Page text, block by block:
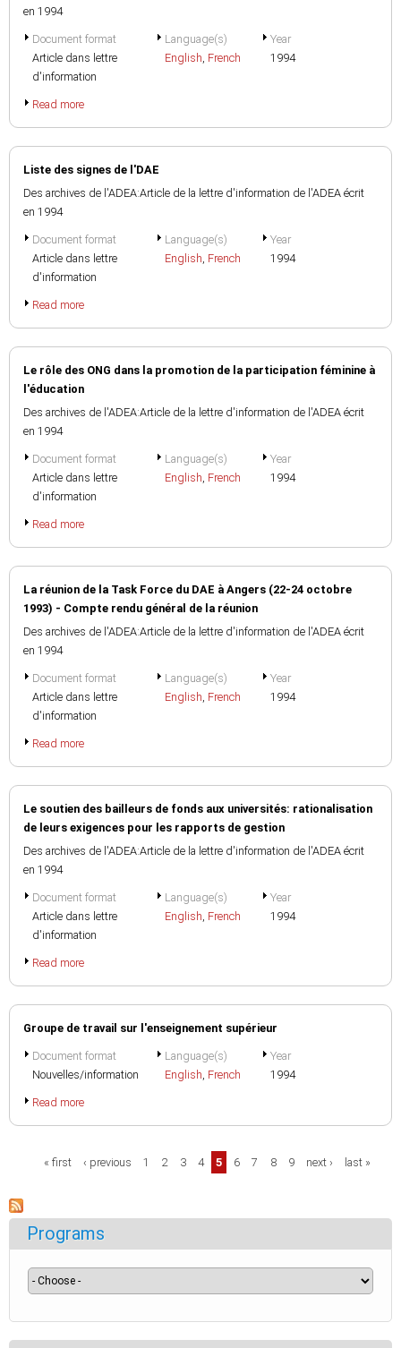
en 1994
Document format
Article dans lettre
d'information
Language(s)
English, French
Year
1994
Read more
Liste des signes de l'DAE
Des archives de l'ADEA:Article de la lettre d'information de l'ADEA écrit
en 1994
Document format
Article dans lettre
d'information
Language(s)
English, French
Year
1994
Read more
Le rôle des ONG dans la promotion de la participation féminine à
l'éducation
Des archives de l'ADEA:Article de la lettre d'information de l'ADEA écrit
en 1994
Document format
Article dans lettre
d'information
Language(s)
English, French
Year
1994
Read more
La réunion de la Task Force du DAE à Angers (22-24 octobre
1993) - Compte rendu général de la réunion
Des archives de l'ADEA:Article de la lettre d'information de l'ADEA écrit
en 1994
Document format
Article dans lettre
d'information
Language(s)
English, French
Year
1994
Read more
Le soutien des bailleurs de fonds aux universités: rationalisation
de leurs exigences pour les rapports de gestion
Des archives de l'ADEA:Article de la lettre d'information de l'ADEA écrit
en 1994
Document format
Article dans lettre
d'information
Language(s)
English, French
Year
1994
Read more
Groupe de travail sur l'enseignement supérieur
Document format
Nouvelles/information
Language(s)
English, French
Year
1994
Read more
Pages« first ‹ previous 1 2 3 4 5 6 7 8 9 next › last »
Programs